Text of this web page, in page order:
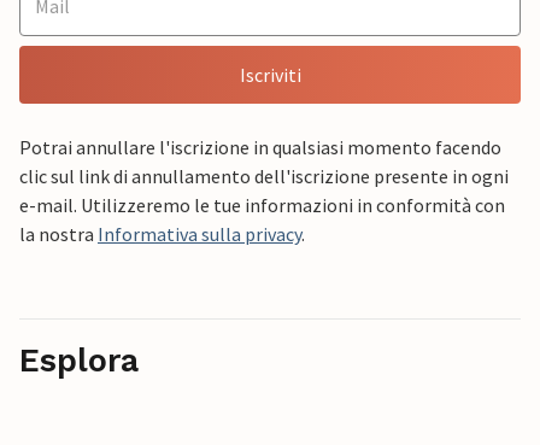
Iscriviti
Potrai annullare l'iscrizione in qualsiasi momento facendo
clic sul link di annullamento dell'iscrizione presente in ogni
e-mail. Utilizzeremo le tue informazioni in conformità con
la nostra Informativa sulla privacy.
Esplora